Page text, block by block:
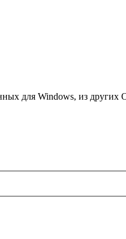
для Windows, из других